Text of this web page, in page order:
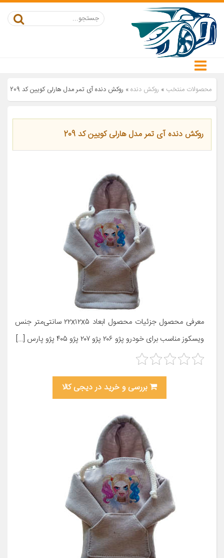
محصولات منتخب » روکش دنده» روکش دنده آی تمر مدل هارلی کویین کد 209
روکش دنده آی تمر مدل هارلی کویین کد 209
معرفی محصول جزئیات محصول ابعاد ۲۲x۱۲x۵ سانتی‌متر جنس
ویسکوز مناسب برای خودرو پژو ۲۰۶ پژو ۲۰۷ پژو ۴۰۵ پژو پارس […]
بررسی و خرید در دیجی کالا